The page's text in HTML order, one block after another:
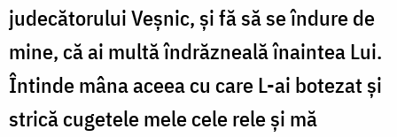
judecătorului Veşnic, şi fă să se îndure de
mine, că ai multă îndrăzneală înaintea Lui.
Întinde mâna aceea cu care L-ai botezat şi
strică cugetele mele cele rele şi mă